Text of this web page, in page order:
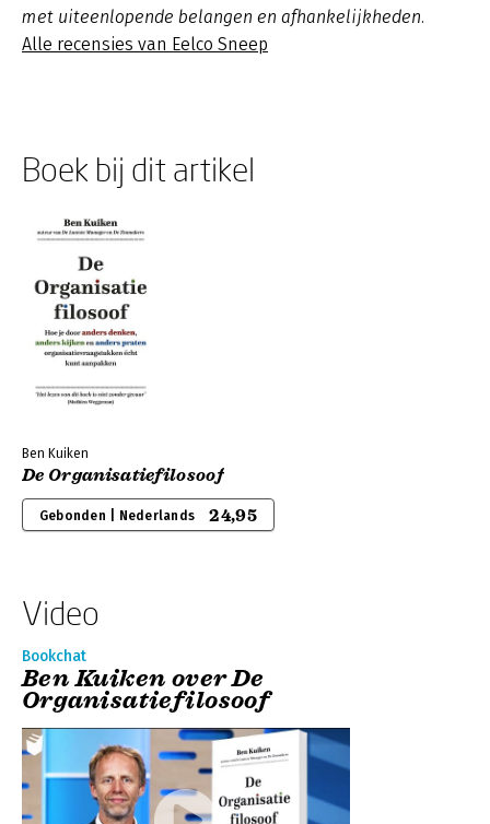
met uiteenlopende belangen en afhankelijkheden.
Alle recensies van Eelco Sneep
Boek bij dit artikel
Ben Kuiken
De Organisatiefilosoof
Gebonden | Nederlands 24,95
Video
Bookchat
Ben Kuiken over De
Organisatiefilosoof